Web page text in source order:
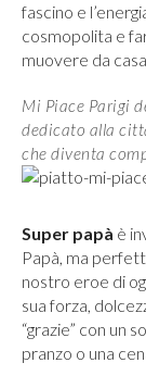
fascino e
cosmopolita e
muovere da
Mi Piace Parigi
dedicato alla
che diventa
Super papà è
Papà, ma
nostro eroe di
sua forza,
“grazie” con un
pranzo o una